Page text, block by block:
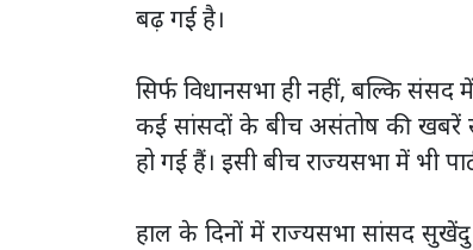
बढ़ गई है।
सिर्फ विधानसभा ही नहीं, बल्कि
कई सांसदों के बीच असंतोष की खबरें
हो गई हैं। इसी बीच राज्यसभा में भी
हाल के दिनों में राज्यसभा सांसद